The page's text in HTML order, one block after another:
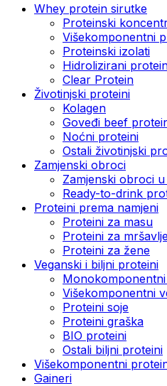
Whey protein sirutke
Proteinski
Višekomponentni
Proteinski izolati
Hidrolizirani
Clear Protein
Životinjski proteini
Kolagen
Goveđi beef
Noćni proteini
Ostali životinjski
Zamjenski obroci
Zamjenski obroci
Ready-to-drink
Proteini prema namjeni
Proteini za masu
Proteini za
Proteini za žene
Veganski i biljni proteini
Višekomponentni
Proteini soje
Proteini graška
BIO proteini
Ostali biljni proteini
Višekomponentni
Gaineri